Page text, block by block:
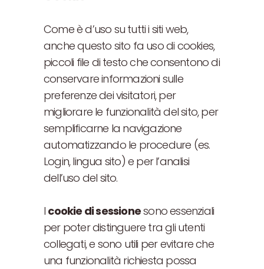
Come è d’uso su tutti i siti web,
anche questo sito fa uso di cookies,
piccoli file di testo che consentono di
conservare informazioni sulle
preferenze dei visitatori, per
migliorare le funzionalità del sito, per
semplificarne la navigazione
automatizzando le procedure (es.
Login, lingua sito) e per l’analisi
dell’uso del sito.
I cookie di sessionesono essenziali
per poter distinguere tra gli utenti
collegati, e sono utili per evitare che
una funzionalità richiesta possa